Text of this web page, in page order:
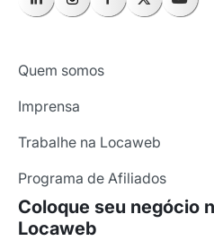
Quem somos
Imprensa
Trabalhe na Locaweb
Programa de Afiliados
Coloque seu negócio
Locaweb